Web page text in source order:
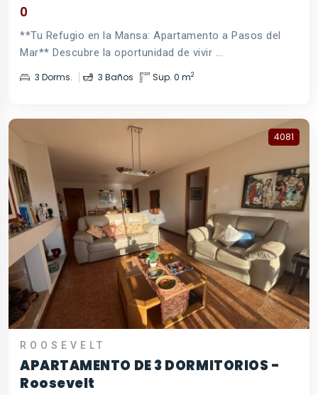
0
**Tu Refugio en la Mansa: Apartamento a Pasos del
Mar** Descubre la oportunidad de vivir ...
3 Dorms. 3 Baños Sup. 0 m2
4081
ROOSEVELT
APARTAMENTO DE 3 DORMITORIOS -
Roosevelt